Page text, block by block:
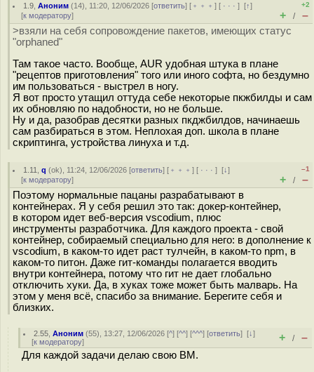
1.9 ,Аноним (14), 11:20, 12/06/2026 [ответить] [ ﹢﹢﹢] [ · · ·][↑]
[к модератору]
+2
+ / –
>взяли на себя сопровождение пакетов, имеющих статус
"orphaned"
Там такое часто. Вообще, AUR удобная штука в плане
"рецептов приготовления" того или иного софта, но бездумно
им пользоваться - выстрел в ногу.
Я вот просто утащил оттуда себе некоторые пкжбилды и сам
их обновляю по надобности, но не больше.
Ну и да, разобрав десятки разных пкджбилдов, начинаешь
сам разбираться в этом. Неплохая доп. школа в плане
скриптинга, устройства линуха и т.д.
1.11 ,q (ok), 11:24, 12/06/2026 [ответить] [ ﹢﹢﹢] [ · · ·][↓]
[к модератору]
–1
+ / –
Поэтому нормальные пацаны разрабатывают в
контейнерах. Я у себя решил это так: докер-контейнер,
в котором идет веб-версия vscodium, плюс
инструменты разработчика. Для каждого проекта - свой
контейнер, собираемый специально для него: в дополнение к
vscodium, в каком-то идет раст тулчейн, в каком-то npm, в
каком-то питон. Даже гит-команды полагается вводить
внутри контейнера, потому что гит не дает глобально
отключить хуки. Да, в хуках тоже может быть малварь. На
этом у меня всё, спасибо за внимание. Берегите себя и
близких.
2.55 ,Аноним (55), 13:27, 12/06/2026 [^] [^^] [^^^] [ответить][↓]
[к модератору] + / –
Для каждой задачи делаю свою ВМ.